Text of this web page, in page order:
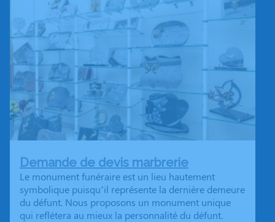
Demande de devis marbrerie
Le monument funéraire est un lieu hautement
symbolique puisqu’il représente la dernière demeure
du défunt. Nous proposons un monument unique
qui reflétera au mieux la personnalité du défunt.